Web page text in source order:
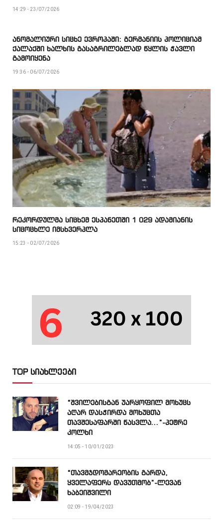
14:29 - 23/07/2026
ანომალიური სიცხე ევროპაში: გერმანიის პოლიციამ
ქალაქში ხალხის გასაგრილებლად წყლის ჭავლი
გამოიყენა
19:36 - 06/07/2026
რეკორდულმა სიცხემ ესპანეთში 1 029 ადამიანის
სიცოცხლე იმსხვერპლა
15:23 - 02/07/2026
TOP სიახლეები
“შვილებისგან უარყოფილ მოხუცს
აღარ დასჭირდა მოხუცთა
თავშესაფარში წასვლა…”-პეტრე
კოლხი
14:05 - 10/01/2023
“თავმჯდომარეობის გარდა,
ყველაფერს დავუთმობ”-ლევან
ხაბეიშვილი
02:09 - 19/04/2023